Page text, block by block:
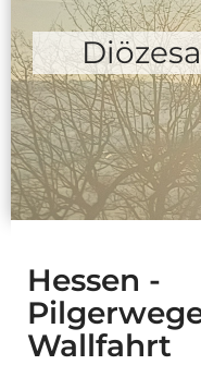
Hessen -
Wallfahrt